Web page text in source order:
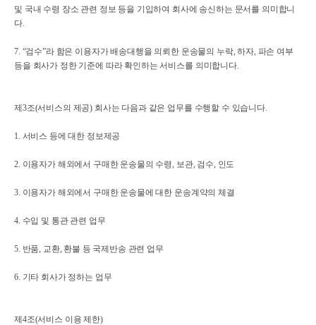
및 국내 수령 장소 관련 정보 등을 기입하여 회사에 송신하는 문서를 의미합니
다.
7. “검수”라 함은 이용자가 배송대행을 의뢰한 운송물의 누락, 하자, 파손 여부
등을 회사가 정한 기준에 따라 확인하는 서비스를 의미합니다.
제3조(서비스의 제공) 회사는 다음과 같은 업무를 수행할 수 있습니다.
1. 서비스 등에 대한 정보제공
2. 이용자가 해외에서 구매한 운송물의 수령, 보관, 검수, 인도
3. 이용자가 해외에서 구매한 운송물에 대한 운송계약의 체결
4. 수입 및 통관 관련 업무
5. 반품, 교환, 환불 등 국제반송 관련 업무
6. 기타 회사가 정하는 업무
제4조(서비스 이용 제한)